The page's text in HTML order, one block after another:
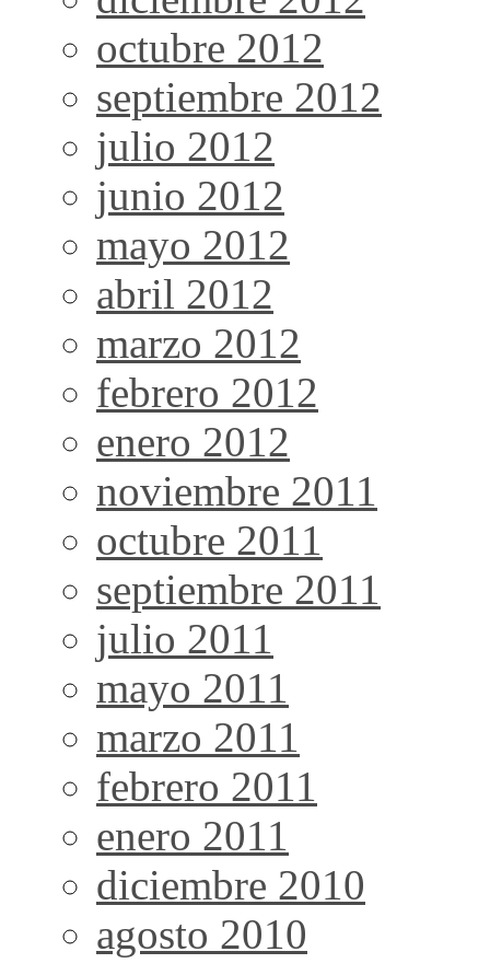
octubre 2012
septiembre 2012
julio 2012
junio 2012
mayo 2012
abril 2012
marzo 2012
febrero 2012
enero 2012
noviembre 2011
octubre 2011
septiembre 2011
julio 2011
mayo 2011
marzo 2011
febrero 2011
enero 2011
diciembre 2010
agosto 2010